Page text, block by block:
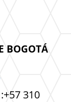
BOGOTÁ
:+57 310